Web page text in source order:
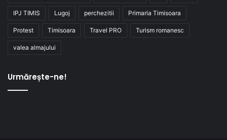
IPJ TIMIS Lugoj perchezitii Primaria Timisoara
Protest Timisoara Travel PRO Turism romanesc
valea almajului
Urmărește-ne!